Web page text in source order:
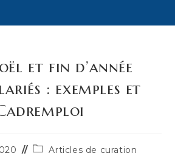
et fin d’année
: exemples et
PostArticles de curation